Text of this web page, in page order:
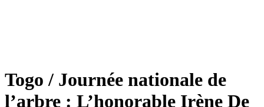
Togo / Journée nationale de
l’arbre : L’honorable Irène De